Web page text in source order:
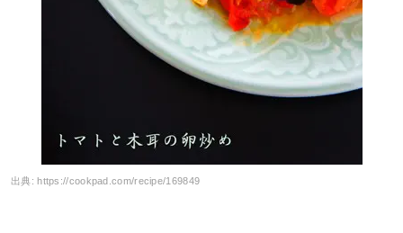
出典:https://cookpad.com/recipe/169849